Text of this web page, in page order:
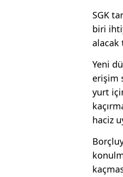
SGK
biri
alacak
Yeni
erişim
yurt
haciz